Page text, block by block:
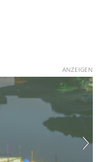
ANZEIGEN